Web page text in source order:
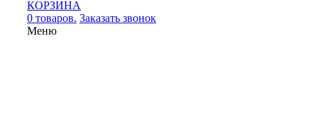
КОРЗИНА
0 товаров. Заказать звонок
Меню